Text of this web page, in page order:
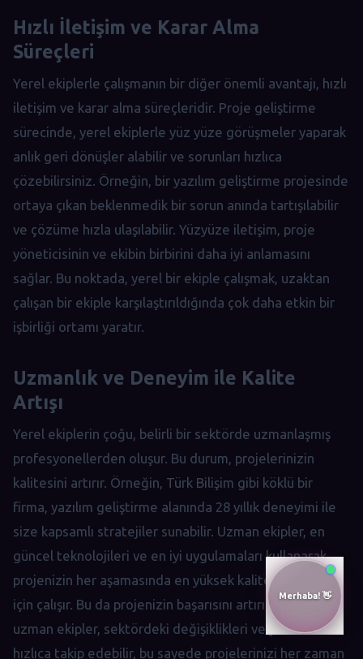
Hızlı İletişim ve Karar Alma
Süreçleri
Yerel ekiplerle çalışmanın bir diğer önemli avantajı, hızlı
iletişim ve karar alma süreçleridir. Proje geliştirme
sürecinde, yerel ekiplerle yüz yüze görüşmeler yaparak
anlık geri dönüşler alabilir ve sorunları hızlıca
çözebilirsiniz. Örneğin, bir yazılım geliştirme projesinde
ortaya çıkan beklenmedik bir sorun anında tartışılabilir
ve çözüme hızla ulaşılabilir. Yüzyüze iletişim, proje
yöneticisinin ve ekibin birbirini daha iyi anlamasını
sağlar. Bu noktada, yerel bir ekiple çalışmak, uzaktan
çalışan bir ekiple karşılaştırıldığında çok daha etkin bir
işbirliği ortamı yaratır.
Uzmanlık ve Deneyim ile Kalite
Artışı
Yerel ekiplerin çoğu, belirli bir sektörde uzmanlaşmış
profesyonellerden oluşur. Bu durum, projelerinizin
kalitesini artırır. Örneğin, Türk Bilişim gibi köklü bir
firma, yazılım geliştirme alanında 28 yıllık deneyimi ile
size kapsamlı stratejiler sunabilir. Uzman ekipler, en
güncel teknolojileri ve en iyi uygulamaları kullanarak
projenizin her aşamasında en yüksek kaliteyi sağlamak
için çalışır. Bu da projenizin başarısını artırır. Ayrıca,
uzman ekipler, sektördeki değişiklikleri ve yenilikleri
hızlıca takip edebilir, bu sayede projelerinizi her zaman